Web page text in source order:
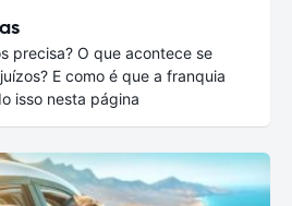
precisa? O que acontece se
E como é que a franquia
isso nesta página